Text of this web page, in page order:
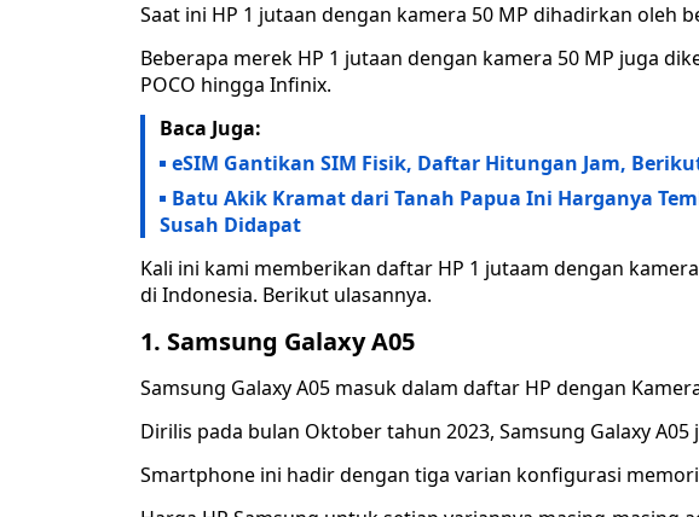
Saat ini HP 1 jutaan dengan kamera 50 MP dihadirkan oleh
Beberapa merek HP 1 jutaan dengan kamera 50 MP juga
POCO hingga Infinix.
Baca Juga:
eSIM Gantikan SIM Fisik, Daftar Hitungan Jam,
Batu Akik Kramat dari Tanah Papua Ini Harganya
Susah Didapat
Kali ini kami memberikan daftar HP 1 jutaam dengan
di Indonesia. Berikut ulasannya.
1. Samsung Galaxy A05
Samsung Galaxy A05 masuk dalam daftar HP dengan
Dirilis pada bulan Oktober tahun 2023, Samsung Galaxy
Smartphone ini hadir dengan tiga varian konfigurasi memori